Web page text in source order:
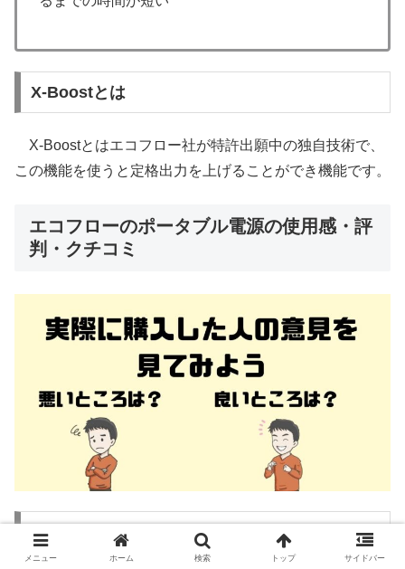
X-Boostとは
X-Boostとはエコフロー社が特許出願中の独自技術で、
この機能を使うと定格出力を上げることができ機能です。
エコフローのポータブル電源の使用感・評
判・クチコミ
悪い口コミ
メニュー ホーム 検索 トップ サイドバー